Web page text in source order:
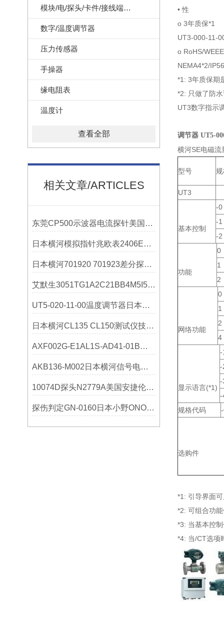
模块/电/探头/卡件/接线端子/记录纸
数字/温度调节器
压力传感器
手操器
缘电阻表
温度计
查看全部
相关文章/ARTICLES
东莞CP500示波器电流探针美国力科LeCroy技术参数
日本横河模拟指针兆欧表2406E32技术参数
日本横河701920 701923差分探头选购指南
艾默生3051TG1A2C21BB4M5I5罗斯蒙技术参数
UT5-020-11-00温度调节器日本横河YOKOGAWA说明书
日本横河CL135 CL150测试仪技术参数
AXF002G-E1AL1S-AD41-01B横河选购指南
AKB136-M002日本横河信号电缆AKB136-M005
10074D探头N2779A美国安捷伦Agilent技术参数
探伤判定GN-0160日本小野ONOSOKKI在行业里的应用
• 性
o 3年质保*1
UT3-000-11-
o RoHS/
NEMA4*2/
*1: 3年质保期
*2: 只做了防
UT3数字指示
调节器 UT5-
横河SE电磁流
型号
UT3
基本控制
-0
-1
-2
功能
0
1
2
网络功能
0
1
2
4
显示语言(*1)
-
-
-
-
规格代码
选购件
*1: 引导界面
*2: 可组合功能
*3: 当基本控制
*4: 当/CT选项